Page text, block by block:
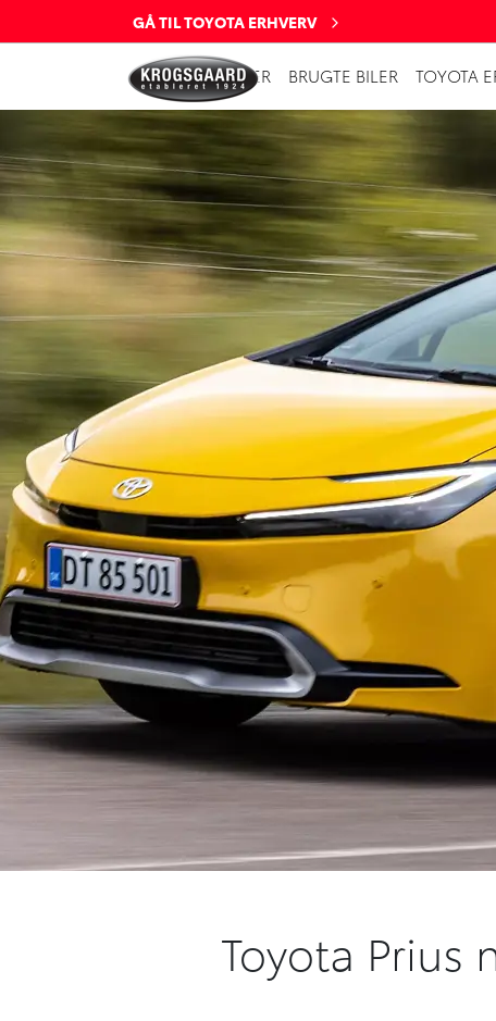
GÅ TIL TOYOTA ERHVERV
NYE BILER BRUGTE BILER TOYOTA
Toyota Prius